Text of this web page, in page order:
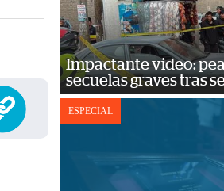
Impactante video:
secuelas graves tras
ESPECIAL